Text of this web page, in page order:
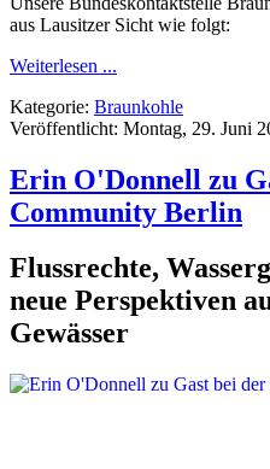
aus Lausitzer Sicht wie folgt:
Weiterlesen ...
Kategorie: Braunkohle
Veröffentlicht: Montag, 29. Juni
Erin O'Donnell zu
Community Berlin
Flussrechte,
neue Perspektiven
Gewässer